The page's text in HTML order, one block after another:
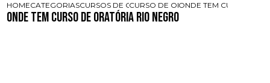
HOMECATEGORIASCURSOS DE ORATORIACURSO DE ORATORIA PRESENCIAL
ONDE TEM CURSO DE
Onde Tem Curso de Oratória Rio Negro